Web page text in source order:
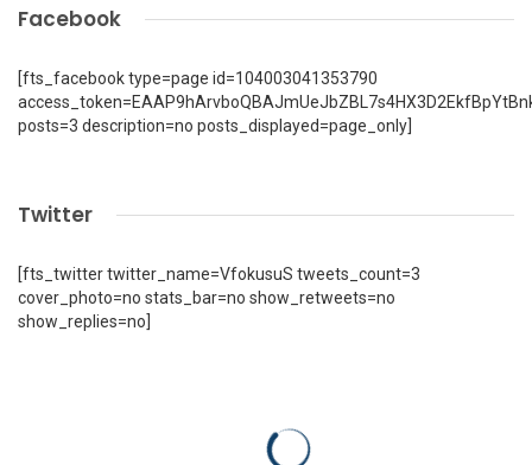
Facebook
[fts_facebook type=page id=104003041353790
posts=3 description=no posts_displayed=page_only]
Twitter
[fts_twitter twitter_name=VfokusuS tweets_count=3
cover_photo=no stats_bar=no show_retweets=no
show_replies=no]